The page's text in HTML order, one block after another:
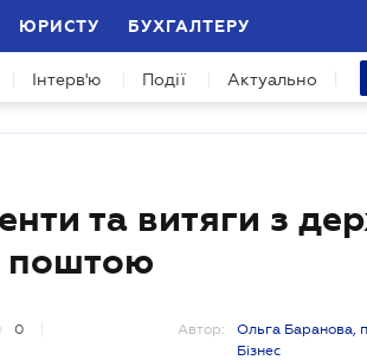
ЮРИСТУ БУХГАЛТЕРУ
Інтерв'ю Події Актуально
та витяги з
поштою
0 Автор:
Ольга Баранова,
Бізнес